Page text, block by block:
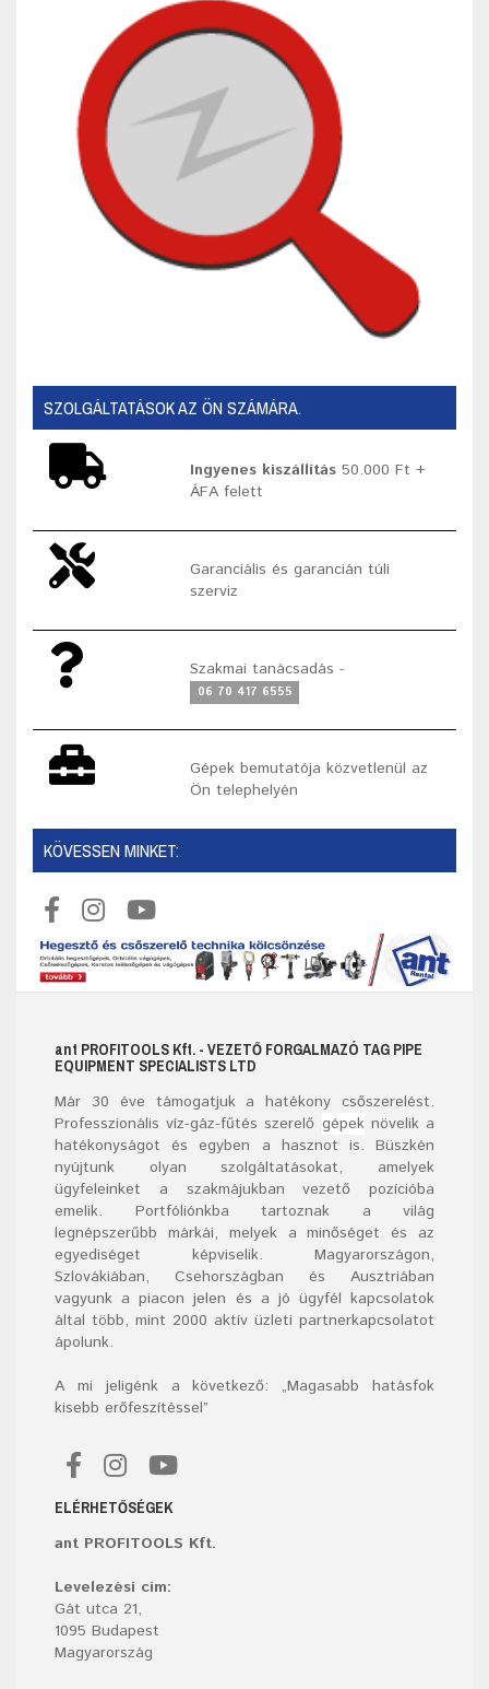
SZOLGÁLTATÁSOK AZ ÖN SZÁMÁRA.
Ingyenes kiszállítás 50.000 Ft +
ÁFA felett
Garanciális és garancián túli
szerviz
Szakmai tanácsadás -
06 70 417 6555
Gépek bemutatója közvetlenül az
Ön telephelyén
KÖVESSEN MINKET:
ant PROFITOOLS Kft. - VEZETŐ FORGALMAZÓ TAG PIPE
EQUIPMENT SPECIALISTS LTD
Már 30 éve támogatjuk a hatékony csőszerelést.
Professzionális víz-gáz-fűtés szerelő gépeknövelik a
hatékonyságot és egyben a hasznot is. Büszkén
nyújtunk olyan szolgáltatásokat, amelyek
ügyfeleinket a szakmájukban vezető pozícióba
emelik. Portfóliónkba tartoznak a világ
legnépszerűbb márkái, melyek a minőséget és az
egyediséget képviselik. Magyarországon,
Szlovákiában, Csehországban és Ausztriában
vagyunk a piacon jelen és a jó ügyfél kapcsolatok
által több, mint 2000 aktív üzleti partnerkapcsolatot
ápolunk.
A mi jeligénk a következő: „Magasabb hatásfok
kisebb erőfeszítéssel”
ELÉRHETŐSÉGEK
ant PROFITOOLS Kft.
Levelezési cím:
Gát utca 21,
1095 Budapest
Magyarország